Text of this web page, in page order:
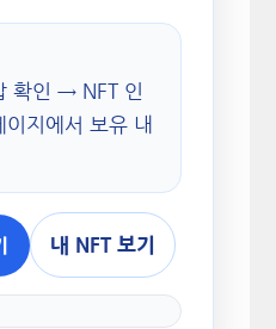
확인 → NFT 인
지에서 보유 내
내 NFT 보기